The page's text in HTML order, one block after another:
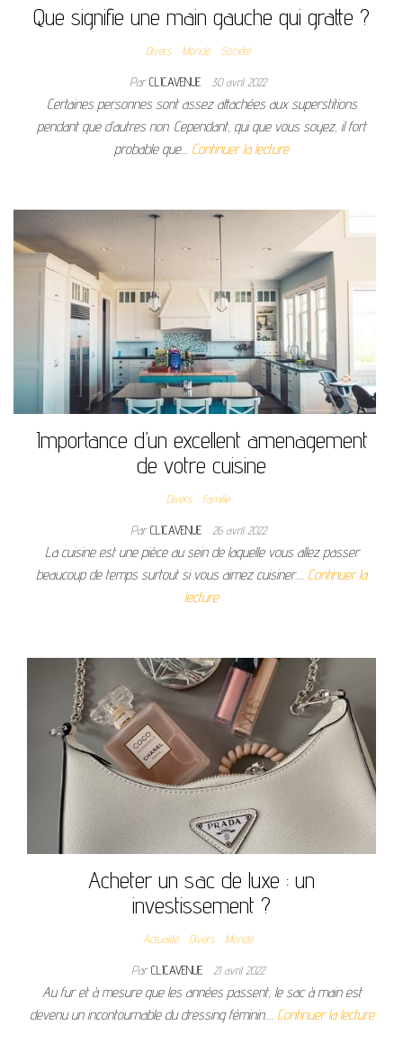
Que signifie une main gauche qui gratte ?
Divers Monde Société
ParCLICAVENUE 30 avril 2022
Certaines personnes sont assez attachées aux superstitions
pendant que d’autres non. Cependant, qui que vous soyez, il fort
probable que… Continuer la lecture
Importance d’un excellent amenagement
de votre cuisine
Divers Famille
ParCLICAVENUE 26 avril 2022
La cuisine est une pièce au sein de laquelle vous allez passer
beaucoup de temps surtout si vous aimez cuisiner.… Continuer la
lecture
Acheter un sac de luxe : un
investissement ?
Actualité Divers Monde
ParCLICAVENUE 21 avril 2022
Au fur et à mesure que les années passent, le sac à main est
devenu un incontournable du dressing féminin.… Continuer la lecture